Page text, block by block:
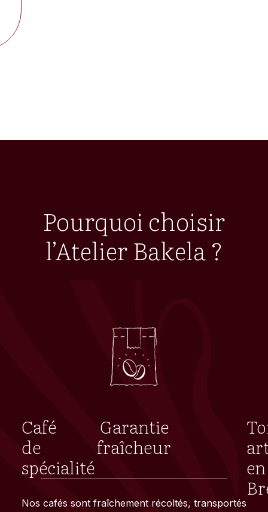
Pourquoi choisir
l’Atelier Bakela ?
Café
de
spécialité
Garantie
fraîcheur
Nos cafés sont fraîchement récoltés, transportés
en